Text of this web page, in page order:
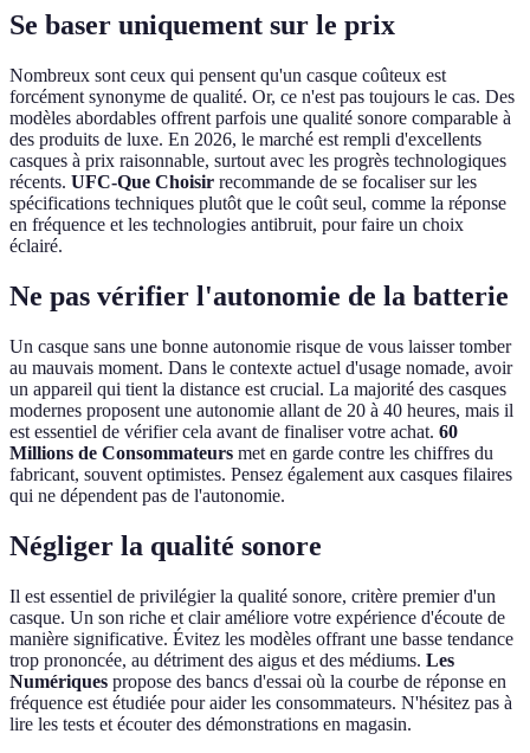
Se baser uniquement sur le prix
Nombreux sont ceux qui pensent qu'un casque coûteux est
forcément synonyme de qualité. Or, ce n'est pas toujours le cas. Des
modèles abordables offrent parfois une qualité sonore comparable à
des produits de luxe. En 2026, le marché est rempli d'excellents
casques à prix raisonnable, surtout avec les progrès technologiques
récents. UFC-Que Choisir recommande de se focaliser sur les
spécifications techniques plutôt que le coût seul, comme la réponse
en fréquence et les technologies antibruit, pour faire un choix
éclairé.
Ne pas vérifier l'autonomie de la batterie
Un casque sans une bonne autonomie risque de vous laisser tomber
au mauvais moment. Dans le contexte actuel d'usage nomade, avoir
un appareil qui tient la distance est crucial. La majorité des casques
modernes proposent une autonomie allant de 20 à 40 heures, mais il
est essentiel de vérifier cela avant de finaliser votre achat. 60
Millions de Consommateurs met en garde contre les chiffres du
fabricant, souvent optimistes. Pensez également aux casques filaires
qui ne dépendent pas de l'autonomie.
Négliger la qualité sonore
Il est essentiel de privilégier la qualité sonore, critère premier d'un
casque. Un son riche et clair améliore votre expérience d'écoute de
manière significative. Évitez les modèles offrant une basse tendance
trop prononcée, au détriment des aigus et des médiums. Les
Numériques propose des bancs d'essai où la courbe de réponse en
fréquence est étudiée pour aider les consommateurs. N'hésitez pas à
lire les tests et écouter des démonstrations en magasin.